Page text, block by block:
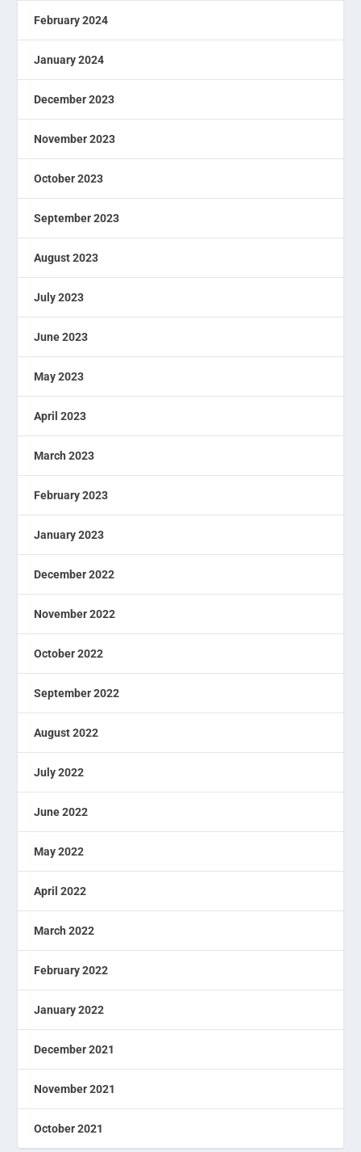
February 2024
January 2024
December 2023
November 2023
October 2023
September 2023
August 2023
July 2023
June 2023
May 2023
April 2023
March 2023
February 2023
January 2023
December 2022
November 2022
October 2022
September 2022
August 2022
July 2022
June 2022
May 2022
April 2022
March 2022
February 2022
January 2022
December 2021
November 2021
October 2021